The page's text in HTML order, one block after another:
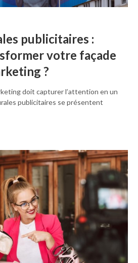
publicitaires :
votre façade
?
doit capturer l’attention en un
publicitaires se présentent